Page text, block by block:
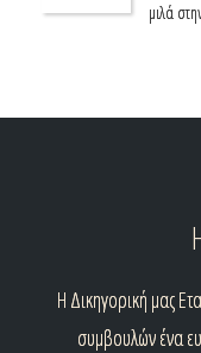
μιλά
H Δικηγορική μας
συμβουλών ένα